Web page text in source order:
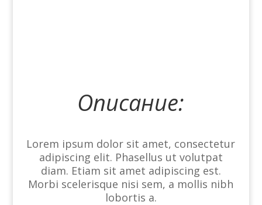
Описание:
Lorem ipsum dolor sit amet, consectetur
adipiscing elit. Phasellus ut volutpat
diam. Etiam sit amet adipiscing est.
Morbi scelerisque nisi sem, a mollis nibh
lobortis a.